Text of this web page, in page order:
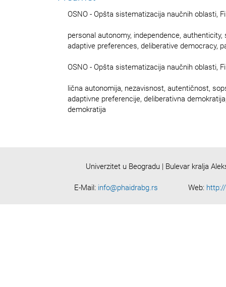
OSNO - Opšta sistematizacija naučnih oblasti,
personal autonomy, independence, authenticity,
adaptive preferences, deliberative democracy,
OSNO - Opšta sistematizacija naučnih oblasti,
lična autonomija, nezavisnost, autentičnost,
adaptivne preferencije, deliberativna
demokratija
Univerzitet u Beogradu | Bulevar kralja
E-Mail: info@phaidrabg.rs Web: